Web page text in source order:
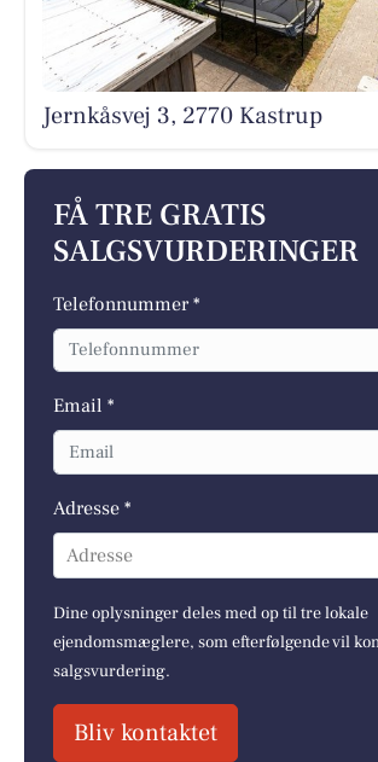
Jernkåsvej 3, 2770 Kastrup
FÅ TRE GRATIS
SALGSVURDERINGER
Telefonnummer *
Email *
Adresse *
Adresse
Dine oplysninger deles med op til tre lokale
ejendomsmæglere, som efterfølgende vil
salgsvurdering.
Bliv kontaktet